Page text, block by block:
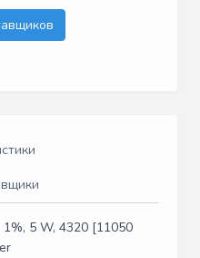
1%, 5 W, 4320 [11050